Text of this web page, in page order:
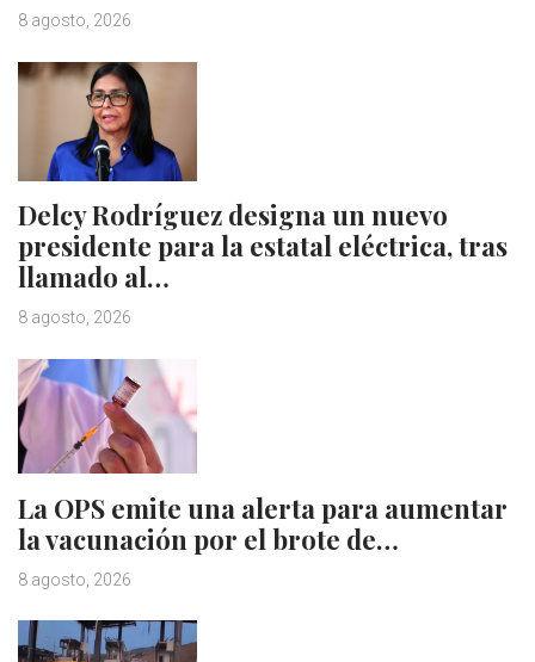
8 agosto, 2026
Delcy Rodríguez designa un nuevo
presidente para la estatal eléctrica, tras
llamado al…
8 agosto, 2026
La OPS emite una alerta para aumentar
la vacunación por el brote de…
8 agosto, 2026